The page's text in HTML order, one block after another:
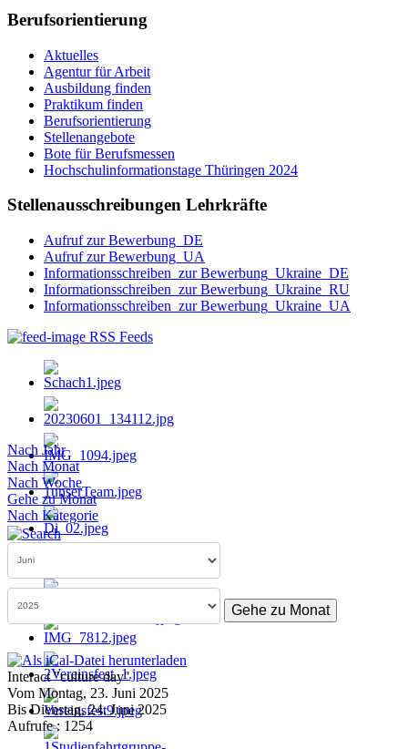
Berufsorientierung
Aktuelles
Agentur für Arbeit
Ausbildung finden
Praktikum finden
Berufsorientierung
Stellenangebote
Bote für Berufsmessen
Hochschulinformationstage Thüringen 2024
Stellenausschreibungen Lehrkräfte
Aufruf zur Bewerbung_DE
Aufruf zur Bewerbung_UA
Informationsschreiben_zur Bewerbung_Ukraine_DE
Informationsschreiben_zur Bewerbung_Ukraine_RU
Informationsschreiben_zur Bewerbung_Ukraine_UA
RSS Feeds
Nach Jahr
Nach Monat
Nach Woche
Gehe zu Monat
Nach Kategorie
Gehe zu Monat
Interact "culture day"
Vom Montag, 23. Juni 2025
Bis Dienstag, 24. Juni 2025
Aufrufe: 1254